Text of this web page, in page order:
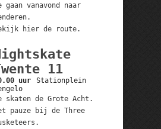
gaan vanavond naar
hier de route.
11
uur
Stationplein
skaten de Grote Acht.
pauze bij de Three